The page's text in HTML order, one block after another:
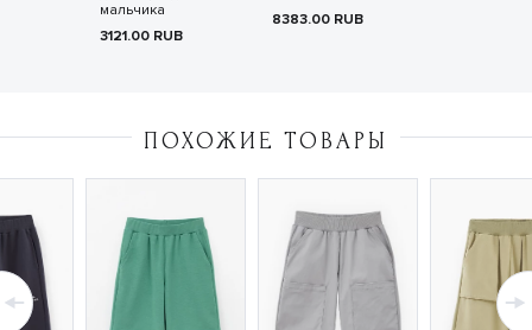
мальчика
3121.00 RUB
8383.00 RUB
ПОХОЖИЕ ТОВАРЫ